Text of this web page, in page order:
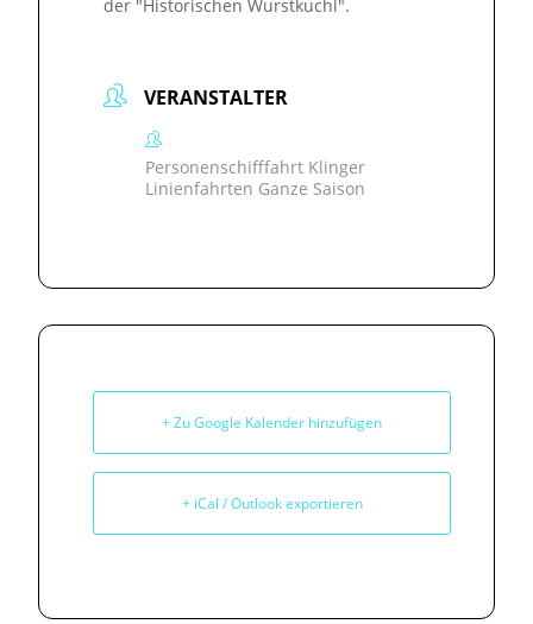
der "Historischen Wurstkuchl".
VERANSTALTER
Personenschifffahrt Klinger
Linienfahrten Ganze Saison
+ Zu Google Kalender hinzufügen
+ iCal / Outlook exportieren